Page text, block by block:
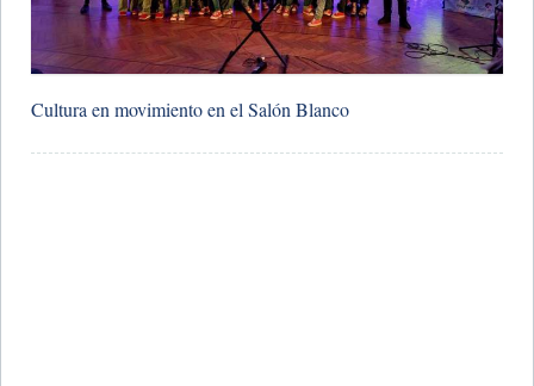
Cultura en movimiento en el Salón Blanco